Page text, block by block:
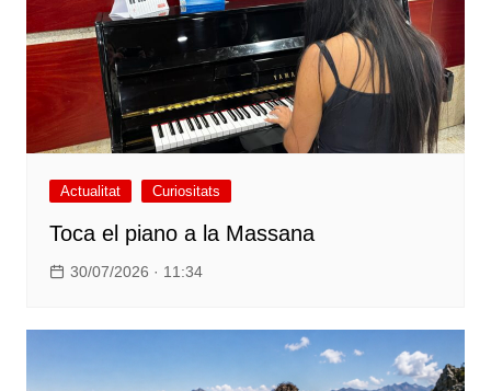
Actualitat Curiositats
Toca el piano a la Massana
30/07/2026 · 11:34